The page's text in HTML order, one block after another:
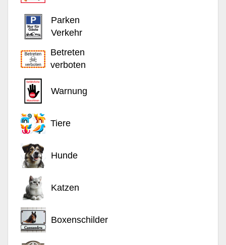
Parken
Verkehr
Betreten
verboten
Warnung
Tiere
Hunde
Katzen
Boxenschilder